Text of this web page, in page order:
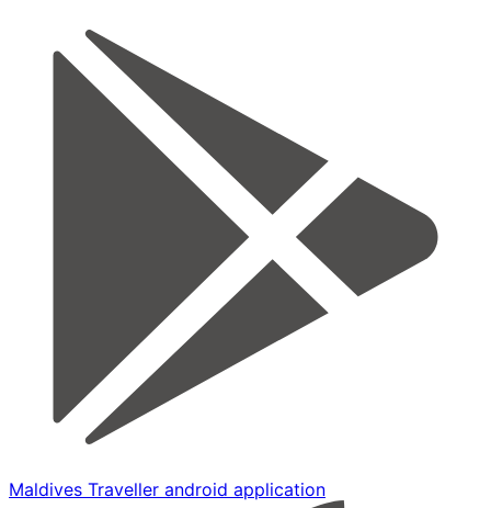
Maldives Traveller android application